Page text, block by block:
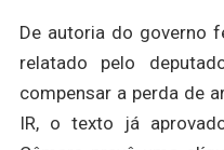
De autoria do governo
relatado pelo
compensar a perda de
IR, o texto já